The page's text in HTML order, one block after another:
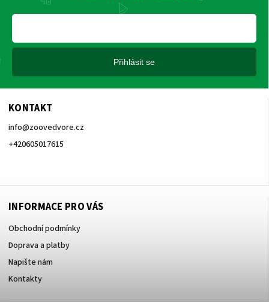
KONTAKT
info@zoovedvore.cz
+420605017615
INFORMACE PRO VÁS
Obchodní podmínky
Doprava a platby
Napište nám
Kontakty
Přihlásit se